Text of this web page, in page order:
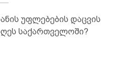
უფლებების დაცვის
საქართველოში?